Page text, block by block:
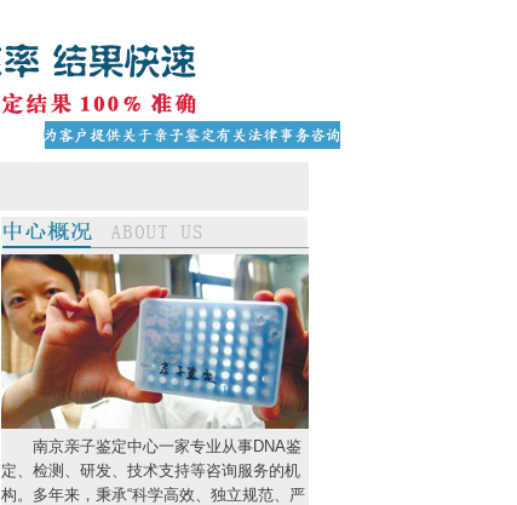
南京亲子鉴定中心一家专业从事DNA鉴
定、检测、研发、技术支持等咨询服务的机
构。多年来，秉承“科学高效、独立规范、严